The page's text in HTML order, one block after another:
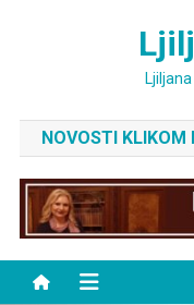
NOVOSTI KLIKOM